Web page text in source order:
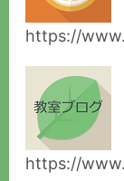
https://
https://